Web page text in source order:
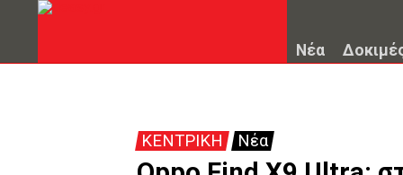
Νέα
ΚΕΝΤΡΙΚΗ Νέα